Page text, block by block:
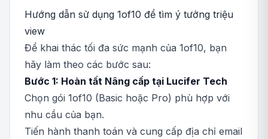
Hướng dẫn sử dụng 1of10 để tìm ý tưởng triệu
view
Để khai thác tối đa sức mạnh của 1of10, bạn
hãy làm theo các bước sau:
Bước 1: Hoàn tất Nâng cấp tại Lucifer Tech
Chọn gói 1of10 (Basic hoặc Pro) phù hợp với
nhu cầu của bạn.
Tiến hành thanh toán và cung cấp địa chỉ email